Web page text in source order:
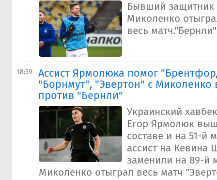
Бывший
Миколенко
весь
18:59
Ассист Ярмолюка помог
"Борнмут", "Эвертон" с Миколенко
против "Бернли"
Украинский
Егор Ярмолюк
составе и на 51-й
ассист на Кевина
заменили на 89-й
Миколенко отыграл весь матч